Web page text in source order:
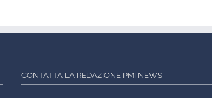
CONTATTA LA REDAZIONE PMI NEWS